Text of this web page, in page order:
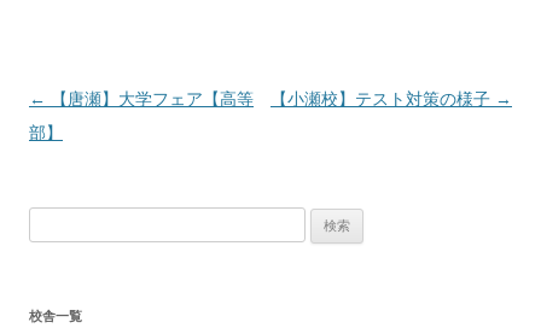
投
稿
←
【唐瀬】大学フェア【高等
部】
【小瀬校】テスト対策の様子 →
校舎一覧